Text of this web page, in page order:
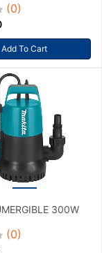
(0)
Add To Cart
300W
(0)